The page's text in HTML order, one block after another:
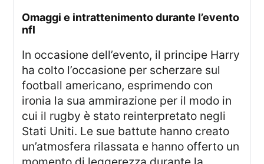
omaggi e intrattenimento durante l’evento
nfl
In occasione dell’evento, il principe Harry
ha colto l’occasione per scherzare sul
football americano, esprimendo con
ironia la sua ammirazione per il modo in
cui il rugby è stato reinterpretato negli
Stati Uniti. Le sue battute hanno creato
un’atmosfera rilassata e hanno offerto un